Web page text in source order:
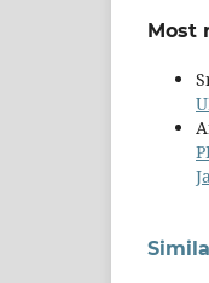
Most